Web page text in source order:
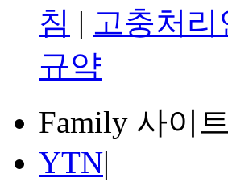
침 | 고충처리
규약
Family 사이
YTN|